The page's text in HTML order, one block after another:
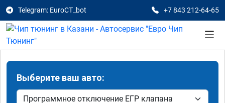
Telegram: EuroCT_bot +7 843 212-64-65
Выберите ваш авто: